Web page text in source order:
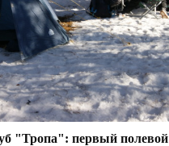
"Тропа": первый